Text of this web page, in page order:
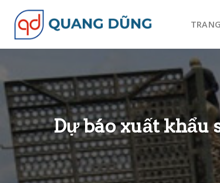
content
Dự báo xuất khẩu